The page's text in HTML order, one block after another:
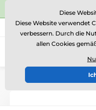
⭐Siehe 504
Rufen Sie uns an (Mo-Fr 15-18)
Einführung
Diese
Diese Website verwendet
verbessern. Durch die
allen Cookies